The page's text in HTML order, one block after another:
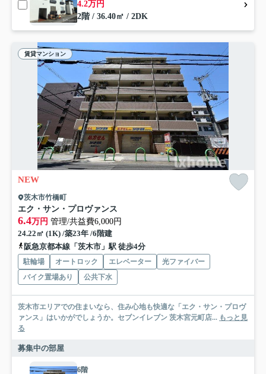
4.2万円
2階 / 36.40㎡ / 2DK
賃貸マンション
NEW
茨木市竹橋町
エク・サン・プロヴァンス
6.4万円 管理/共益費6,000円
24.22㎡ (1K) /築23年 /6階建
阪急京都本線「茨木市」駅 徒歩4分
駐輪場 オートロック エレベーター
光ファイバー
バイク置場あり
公共下水
茨木市エリアでの住まいなら、住み心地も快適な「エク・サン・プロヴ
ァンス」はいかがでしょうか。セブンイレブン 茨木宮元町店... もっと見
る
募集中の部屋
6階